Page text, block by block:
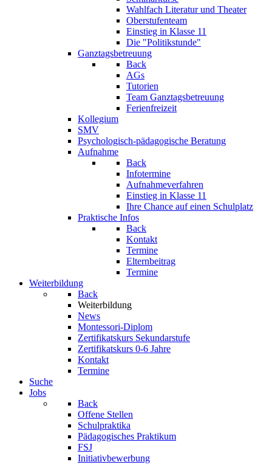
Wahlfach Literatur und Theater
Oberstufenteam
Einstieg in Klasse 11
Die "Politikstunde"
Ganztagsbetreuung
Back
AGs
Tutorien
Team Ganztagsbetreuung
Ferienfreizeit
Kollegium
SMV
Psychologisch-pädagogische Beratung
Aufnahme
Back
Infotermine
Aufnahmeverfahren
Einstieg in Klasse 11
Ihre Chance auf einen Schulplatz
Praktische Infos
Back
Kontakt
Termine
Elternbeitrag
Termine
Weiterbildung
Back
Weiterbildung
News
Montessori-Diplom
Zertifikatskurs Sekundarstufe
Zertifikatskurs 0-6 Jahre
Kontakt
Termine
Suche
Jobs
Back
Offene Stellen
Schulpraktika
Pädagogisches Praktikum
FSJ
Initiativbewerbung